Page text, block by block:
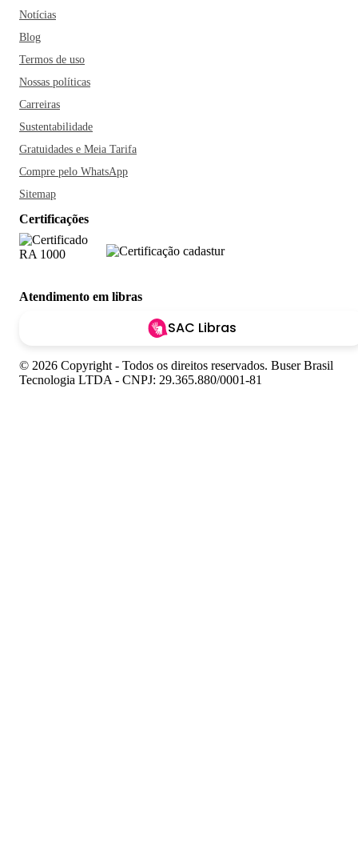
Notícias
Blog
Termos de uso
Nossas políticas
Carreiras
Sustentabilidade
Gratuidades e Meia Tarifa
Compre pelo WhatsApp
Sitemap
Certificações
Atendimento em libras
SAC Libras
© 2026 Copyright - Todos os direitos reservados. Buser Brasil
Tecnologia LTDA - CNPJ: 29.365.880/0001-81